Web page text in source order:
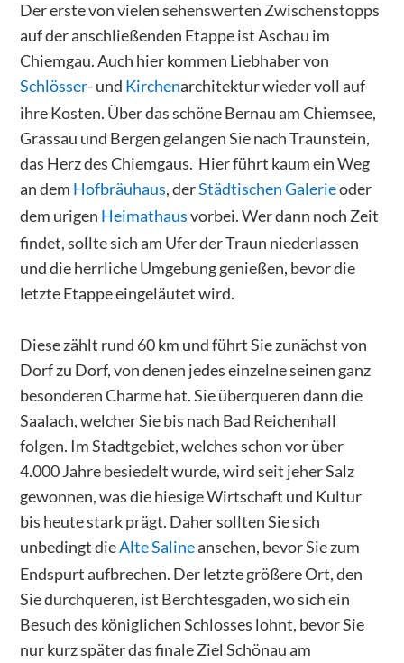
Der erste von vielen sehenswerten Zwischenstopps
auf der anschließenden Etappe ist Aschau im
Chiemgau. Auch hier kommen Liebhaber von
Schlösser- und Kirchenarchitektur wieder voll auf
ihre Kosten. Über das schöne Bernau am Chiemsee,
Grassau und Bergen gelangen Sie nach Traunstein,
das Herz des Chiemgaus. Hier führt kaum ein Weg
an dem Hofbräuhaus, derStädtischen Galerieoder
dem urigen Heimathausvorbei. Wer dann noch Zeit
findet, sollte sich am Ufer der Traun niederlassen
und die herrliche Umgebung genießen, bevor die
letzte Etappe eingeläutet wird.
Diese zählt rund 60 km und führt Sie zunächst von
Dorf zu Dorf, von denen jedes einzelne seinen ganz
besonderen Charme hat. Sie überqueren dann die
Saalach, welcher Sie bis nach Bad Reichenhall
folgen. Im Stadtgebiet, welches schon vor über
4.000 Jahre besiedelt wurde, wird seit jeher Salz
gewonnen, was die hiesige Wirtschaft und Kultur
bis heute stark prägt. Daher sollten Sie sich
unbedingt dieAlte Salineansehen, bevor Sie zum
Endspurt aufbrechen. Der letzte größere Ort, den
Sie durchqueren, ist Berchtesgaden, wo sich ein
Besuch des königlichen Schlosses lohnt, bevor Sie
nur kurz später das finale Ziel Schönau am